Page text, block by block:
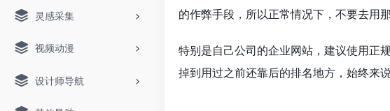
灵感采集
视频动漫
设计师导航
的作弊手段，所以正常情况下，不要去用那
特别是自己公司的企业网站，建议使用正
掉到用过之前还靠后的排名地方，始终来说